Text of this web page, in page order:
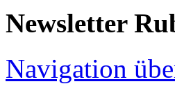
Newsletter
Navigation